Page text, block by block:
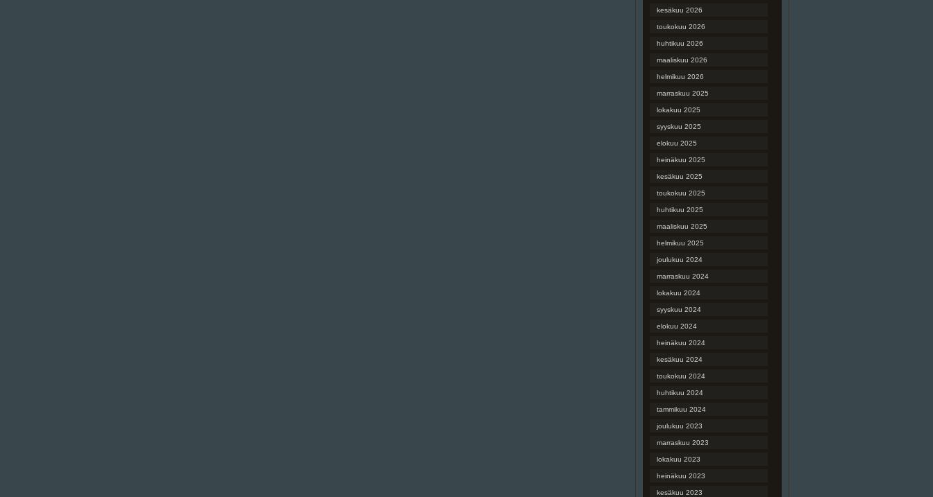
kesäkuu 2026
toukokuu 2026
huhtikuu 2026
maaliskuu 2026
helmikuu 2026
marraskuu 2025
lokakuu 2025
syyskuu 2025
elokuu 2025
heinäkuu 2025
kesäkuu 2025
toukokuu 2025
huhtikuu 2025
maaliskuu 2025
helmikuu 2025
joulukuu 2024
marraskuu 2024
lokakuu 2024
syyskuu 2024
elokuu 2024
heinäkuu 2024
kesäkuu 2024
toukokuu 2024
huhtikuu 2024
tammikuu 2024
joulukuu 2023
marraskuu 2023
lokakuu 2023
heinäkuu 2023
kesäkuu 2023